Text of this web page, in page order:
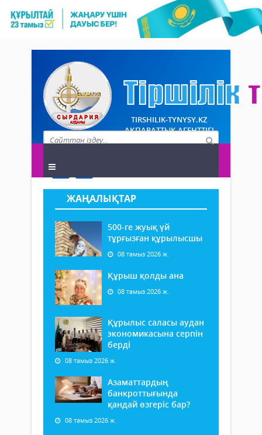
TIRSHILIK-TYNYSY.KZ
АҚПАРАТТЫҚ АГЕНТТІГІ
ЖАҢАЛЫҚТАР
500-ге жуық үй
тұрғызған құрылысшы
08 тамыз 2026 ж.
Құрыш қолды ана
08 тамыз 2026 ж.
Құрылыс саласы аудан
экономикасына серпін
берді
08 тамыз 2026 ж.
Азаматтардың
банкроттығында
қандай өзгеріс бар?
08 тамыз 2026 ж.